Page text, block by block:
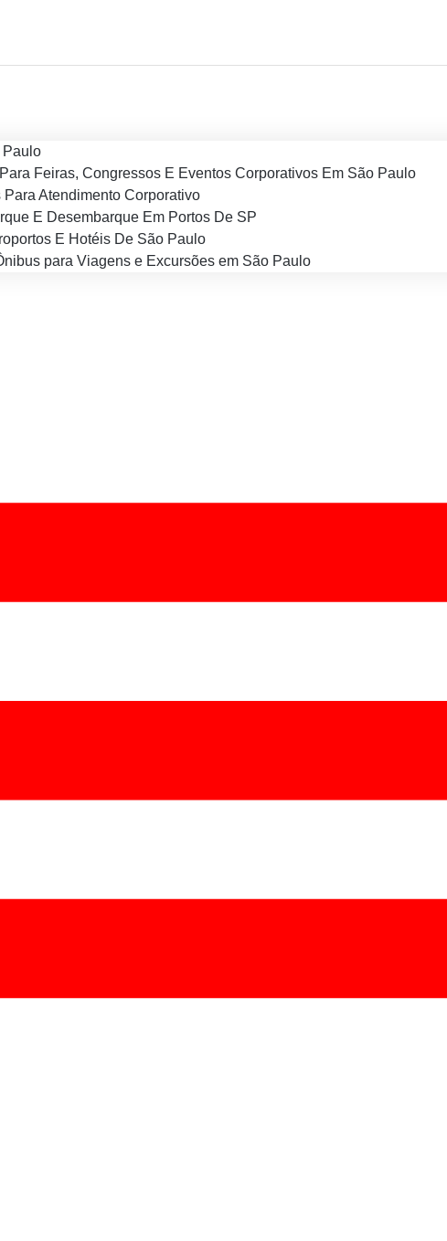
Paulo
Feiras, Congressos E Eventos Corporativos Em São Paulo
Para Atendimento Corporativo
E Desembarque Em Portos De SP
E Hotéis De São Paulo
para Viagens e Excursões em São Paulo